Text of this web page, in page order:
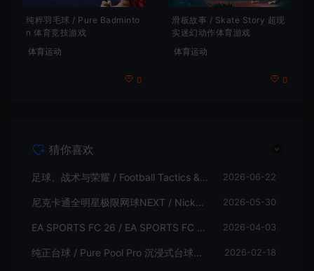
纯粹羽毛球 / Pure Badminto
n 体育竞技游戏
体育运动
0
滑板故事 / Skate Story 超现
实迷幻动作体育游戏
体育运动
0
猜你喜欢
足球、战术与荣耀 / Football Tactics & Glory 足球体育游戏 2026-06-22
尼克卡通全明星极限网球NEXT / Nickelodeon Extreme Tennis Next 休闲体育游戏 2026-05-30
EA SPORTS FC 26 / EA SPORTS FC 26 足球体育游戏 2026-04-03
纯正台球 / Pure Pool Pro 沉浸式台球模拟游戏 2026-02-18